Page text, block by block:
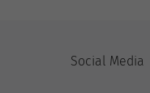
Social Media